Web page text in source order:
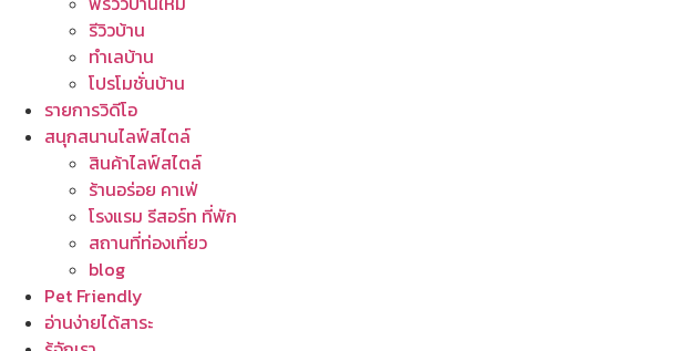
รีวิวบ้าน
ทำเลบ้าน
โปรโมชั่นบ้าน
รายการวิดีโอ
สนุกสนานไลฟ์สไตล์
สินค้าไลฟ์สไตล์
ร้านอร่อย คาเฟ่
โรงแรม รีสอร์ท ที่พัก
สถานที่ท่องเที่ยว
blog
Pet Friendly
อ่านง่ายได้สาระ